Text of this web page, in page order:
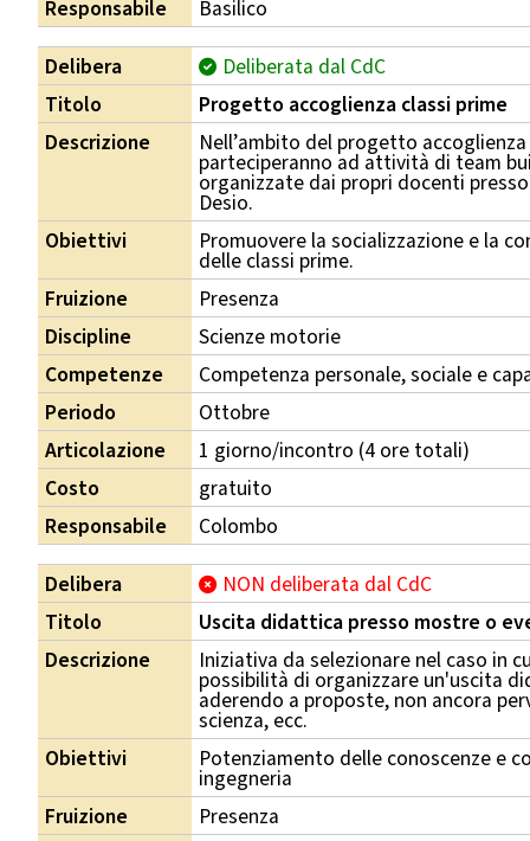
Responsabile
Basilico
Delibera
Deliberata dal CdC
Titolo
Progetto accoglienza classi prime
Descrizione
Nell’ambito del progetto
parteciperanno ad attività di team
organizzate dai propri docenti
Desio.
Obiettivi
Promuovere la socializzazione e la
delle classi prime.
Fruizione
Presenza
Discipline
Scienze motorie
Competenze
Competenza personale, sociale e
Periodo
Ottobre
Articolazione
1 giorno/incontro (4 ore totali)
Costo
gratuito
Responsabile
Colombo
Delibera
NON deliberata dal CdC
Titolo
Uscita didattica presso mostre o
Descrizione
Iniziativa da selezionare nel caso in
possibilità di organizzare un'uscita
aderendo a proposte, non ancora
scienza, ecc.
Obiettivi
Potenziamento delle conoscenze e
ingegneria
Fruizione
Presenza